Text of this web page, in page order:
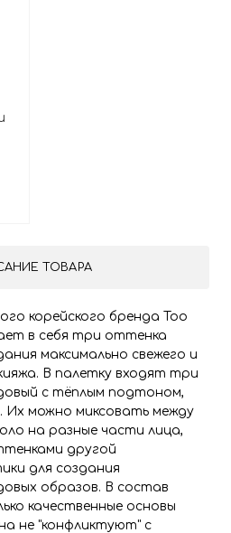
ТОВАРА
корейского бренда Too
в себя три оттенка
максимально свежего и
В палетку входят три
с тёплым подтоном,
Их можно миксовать между
на разные части лица,
другой
для создания
образов. В состав
качественные основы
не "конфликтуют" с